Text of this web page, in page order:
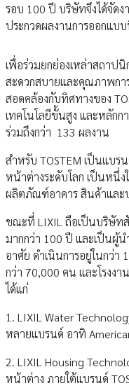
รอบ 100 ปี บริษัทจึงได้จัดง
ประกวดผลงานการออกแบ
เพื่อร่วมยกย่องเหล่าสถาป
สะดวกสบายและคุณภาพก
สอดคล้องกับทิศทางของ
เทคโนโลยีขั้นสูง และหลัก
ร่วมถึงกว่า 133 ผลงาน
สำหรับ TOSTEM เป็นแบร
หน้าต่างระดับโลก เป็นหนึ่
ผลิตภัณฑ์อาคาร สินค้าและ
ขณะที่ LIXIL ถือเป็นบริษั
มากกว่า 100 ปี และเป็นผู้
อาศัย ดำเนินการอยู่ในกว่า
กว่า 70,000 คน และโรงง
ได้แก่
1. LIXIL Water
หลายแบรนด์ อาทิ
2. LIXIL Housing
หน้าต่าง ภายใต้แบรนด์